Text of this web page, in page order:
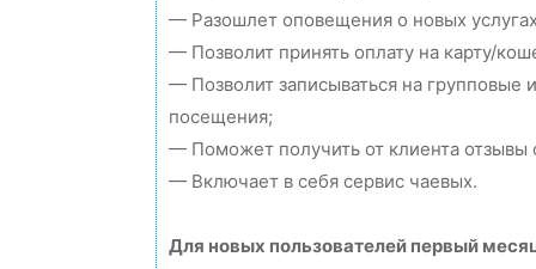
— Разошлет оповещения о новых
— Позволит принять оплату на карту/
— Позволит записываться на групповые
посещения;
— Поможет получить от клиента отзывы
— Включает в себя сервис чаевых.
Для новых пользователей первый